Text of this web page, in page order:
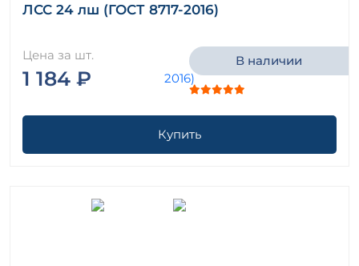
ЛСС 24 лш (ГОСТ 8717-2016)
Цена за шт.
1 184 ₽
В наличии
Купить